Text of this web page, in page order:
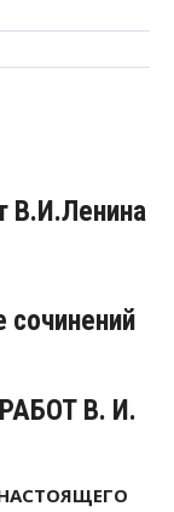
В.И.Ленина
В. И.